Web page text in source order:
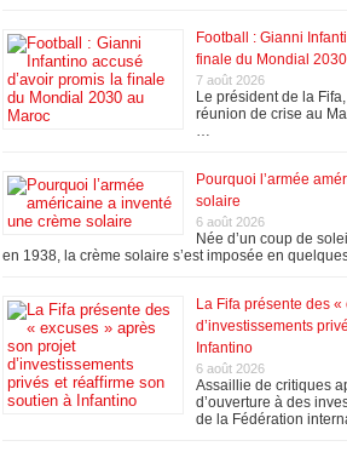
Football : Gianni
finale du Mondial
7 août 2026
Le président de la
réunion de crise au
…
Pourquoi l’armée
solaire
6 août 2026
Née d’un coup de
en 1938, la crème solaire s’est imposée en
La Fifa présente des
d’investissements
Infantino
6 août 2026
Assaillie de critiques
d’ouverture à des
de la Fédération